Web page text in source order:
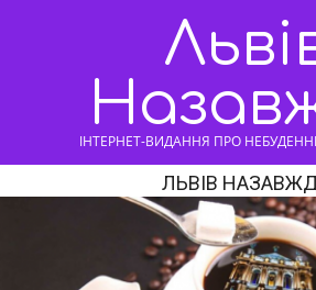
ІНТЕРНЕТ-ВИДАННЯ ПРО
ЛЬВІВ